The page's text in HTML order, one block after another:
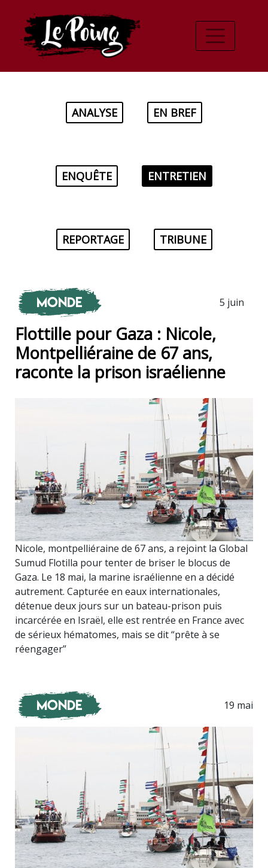
ANALYSE EN BREF
ENQUÊTE ENTRETIEN
REPORTAGE TRIBUNE
Monde 5 juin
Flottille pour Gaza : Nicole,
Montpelliéraine de 67 ans,
raconte la prison israélienne
Nicole, montpelliéraine de 67 ans, a rejoint la Global
Sumud Flotilla pour tenter de briser le blocus de
Gaza. Le 18 mai, la marine israélienne en a décidé
autrement. Capturée en eaux internationales,
détenue deux jours sur un bateau-prison puis
incarcérée en Israël, elle est rentrée en France avec
de sérieux hématomes, mais se dit “prête à se
réengager”
Monde 19 mai